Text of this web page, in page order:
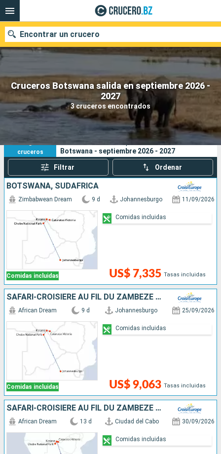
Cruceros Botswana salida en septiembre 2026 -
2027
3 cruceros encontrados
Encontrar un crucero
Nuestros destinos
Fecha de salida
Puertos Compañías
Buscar
3
cruceros
Sus criterios de búsqueda:
Botswana - septiembre 2026 - 2027
Filtrar Ordenar
BOTSWANA, SUDAFRICA
Comidas incluidas
Zimbabwean Dream 9 d Johannesburgo 11/09/2026
US$ 7,335 Tasas incluidas
Comidas incluidas
SAFARI-CROISIÈRE AU FIL DU ZAMBÈZE - AFRIQUE DU SUD, BOTSWANA, NAMIBIE, ZIMBABWE
Comidas incluidas
African Dream 9 d Johannesburgo 25/09/2026
US$ 9,063 Tasas incluidas
Comidas incluidas
SAFARI-CROISIÈRE AU FIL DU ZAMBÈZE - AFRIQUE DU SUD, BOTSWANA, NAMIBIE, ZIMBABWE AVEC PRÉ-PROGRAMME "LA PÉNINSULE DU CAP"
African Dream 13 d Ciudad del Cabo 30/09/2026
Comidas incluidas